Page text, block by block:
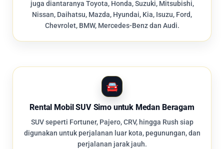
juga diantaranya Toyota, Honda, Suzuki, Mitsubishi,
Nissan, Daihatsu, Mazda, Hyundai, Kia, Isuzu, Ford,
Chevrolet, BMW, Mercedes-Benz dan Audi.
Rental Mobil SUV Simo untuk Medan Beragam
SUV seperti Fortuner, Pajero, CRV, hingga Rush siap
digunakan untuk perjalanan luar kota, pegunungan, dan
perjalanan jarak jauh.